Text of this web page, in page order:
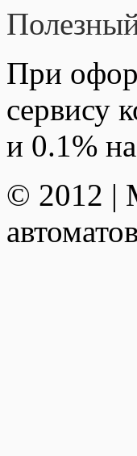
При
сервису
и 0.1%
© 2012 |
автоматов